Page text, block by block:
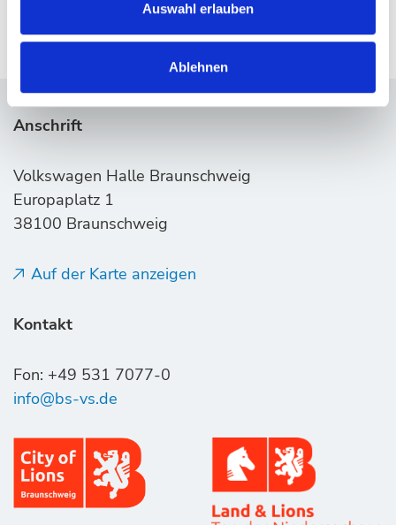
Auswahl erlauben
Ablehnen
Anschrift
Volkswagen Halle Braunschweig
Europaplatz 1
38100 Braunschweig
Auf der Karte anzeigen
Kontakt
Fon: +49 531 7077-0
info@bs-vs.de